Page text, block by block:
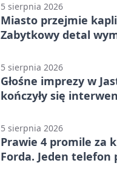
5 sierpnia 2026
Miasto przejmie
Zabytkowy detal
5 sierpnia 2026
Głośne imprezy w
kończyły się
5 sierpnia 2026
Prawie 4 promile za
Forda. Jeden telefon